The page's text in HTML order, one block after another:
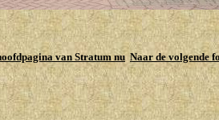
van Stratum nu Naar de volgende